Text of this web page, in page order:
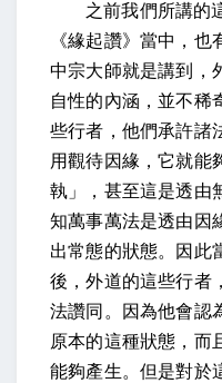
之前我們所講的
《緣起讚》當中，
中宗大師就是講到，
自性的內涵，並不稀
些行者，他們承許諸
用觀待因緣，它就能
執」，甚至這是透由
知萬事萬法是透由因
出常態的狀態。因此
後，外道的這些行者
法讚同。因為他會認
原本的這種狀態，而
能夠產生。但是對於